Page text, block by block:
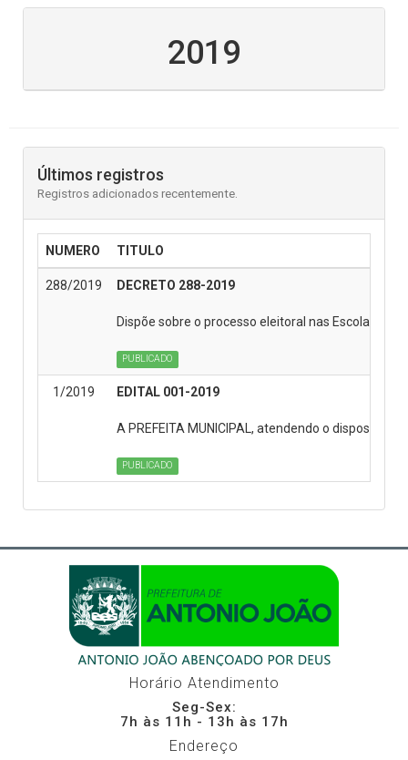
2019
Últimos registros
Registros adicionados recentemente.
NUMERO TITULO
288/2019 DECRETO 288-2019
Dispõe sobre o processo eleitoral nas Escolas da
PUBLICADO
1/2019 EDITAL 001-2019
A PREFEITA MUNICIPAL, atendendo o disposto
PUBLICADO
Horário Atendimento
Seg-Sex:
7h às 11h - 13h às 17h
Endereço